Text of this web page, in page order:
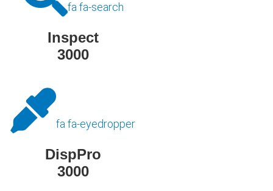
fa fa-search
Inspect
3000
fa fa-eyedropper
DispPro
3000